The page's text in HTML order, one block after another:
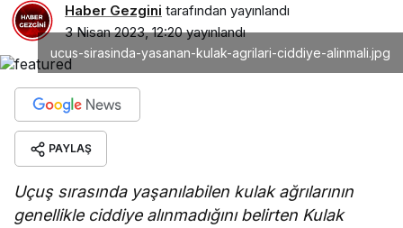
Haber Gezgini tarafından yayınlandı
3 Nisan 2023, 12:20yayınlandı
ucus-sirasinda-yasanan-kulak-agrilari-ciddiye-alinmali.jpg
PAYLAŞ
Uçuş sırasında yaşanılabilen kulak ağrılarının
genellikle ciddiye alınmadığını belirten Kulak